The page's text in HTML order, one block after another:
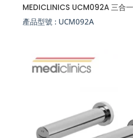
MEDICLINICS UCM092A 三合
產品型號 : UCM092A